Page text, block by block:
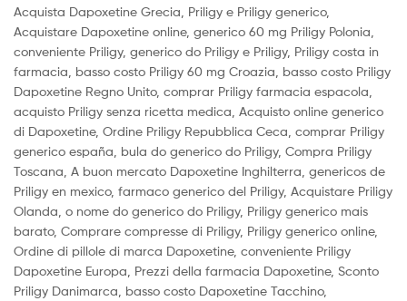
Acquista Dapoxetine Grecia, Priligy e Priligy generico,
Acquistare Dapoxetine online, generico 60 mg Priligy Polonia,
conveniente Priligy, generico do Priligy e Priligy, Priligy costa in
farmacia, basso costo Priligy 60 mg Croazia, basso costo Priligy
Dapoxetine Regno Unito, comprar Priligy farmacia espaсola,
acquisto Priligy senza ricetta medica, Acquisto online generico
di Dapoxetine, Ordine Priligy Repubblica Ceca, comprar Priligy
generico españa, bula do generico do Priligy, Compra Priligy
Toscana, A buon mercato Dapoxetine Inghilterra, genericos de
Priligy en mexico, farmaco generico del Priligy, Acquistare Priligy
Olanda, o nome do generico do Priligy, Priligy generico mais
barato, Comprare compresse di Priligy, Priligy generico online,
Ordine di pillole di marca Dapoxetine, conveniente Priligy
Dapoxetine Europa, Prezzi della farmacia Dapoxetine, Sconto
Priligy Danimarca, basso costo Dapoxetine Tacchino,